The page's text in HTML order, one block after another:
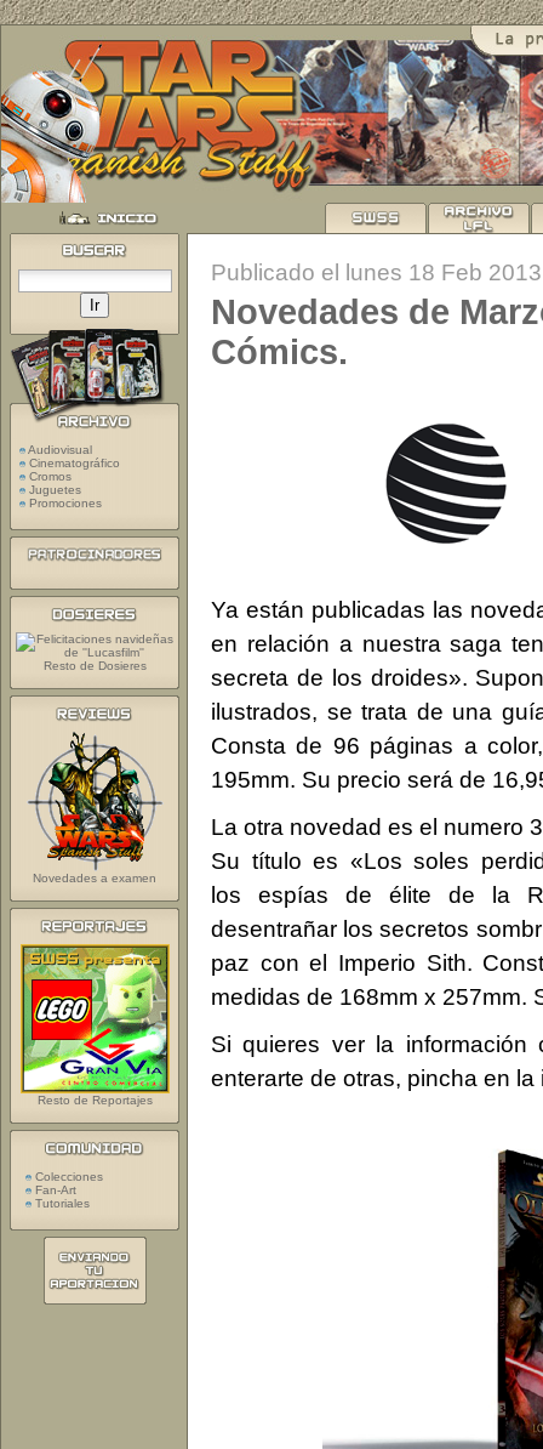
Publicado el lunes 18 Feb 2013
Novedades de
Cómics.
Ya están publicadas las
en relación a nuestra saga
secreta de los droides».
ilustrados, se trata de una
Consta de 96 páginas a
195mm. Su precio será de
La otra novedad es el numero
Su título es «Los soles
los espías de élite de la
desentrañar los secretos
paz con el Imperio Sith.
medidas de 168mm x 257mm.
Si quieres ver la
enterarte de otras, pincha en
Audiovisual
Cinematográfico
Cromos
Juguetes
Promociones
Resto de Dosieres
Novedades a examen
Resto de Reportajes
Colecciones
Fan-Art
Tutoriales